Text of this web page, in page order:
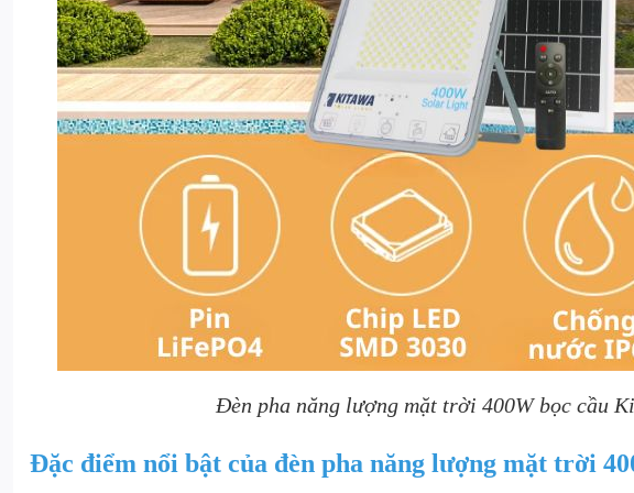
Đèn pha năng lượng mặt trời 400W bọc cầu
Đặc điểm nổi bật của đèn pha năng lượng mặt trời